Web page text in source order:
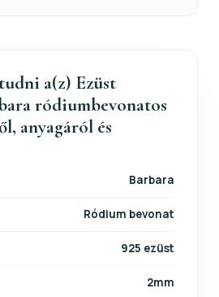
a(z) Ezüst
ródiumbevonatos
anyagáról és
Barbara
Ródium bevonat
925 ezüst
2mm